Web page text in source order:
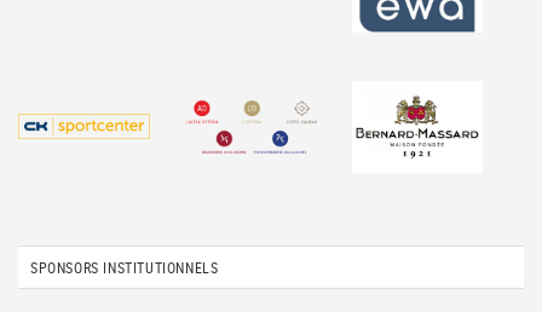
SPONSORS INSTITUTIONNELS